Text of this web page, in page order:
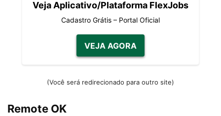
Veja Aplicativo/Plataforma FlexJobs
Cadastro Grátis – Portal Oficial
VEJA AGORA
(Você será redirecionado para outro site)
Remote OK